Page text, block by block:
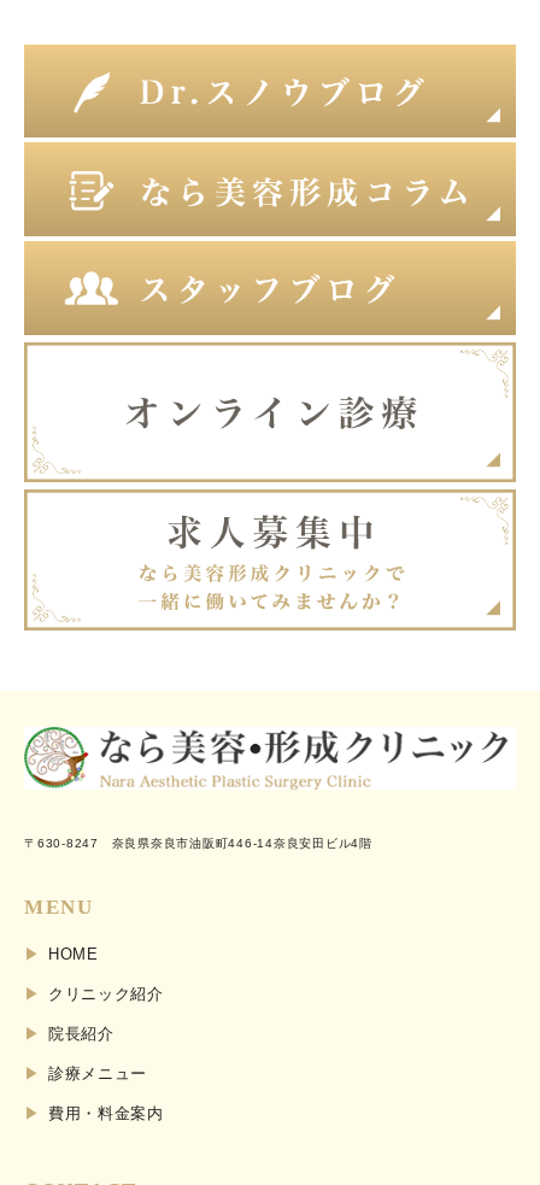
〒630-8247 奈良県奈良市油阪町446-14奈良安田ビル4階
MENU
HOME
クリニック紹介
院長紹介
診療メニュー
費用・料金案内